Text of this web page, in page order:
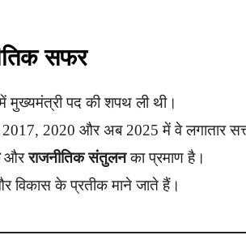
सफर
मुख्यमंत्री पद की शपथ ली थी।
2020 और अब 2025 में वे लगातार
औरराजनीतिक संतुलनका प्रमाण है।
विकास के प्रतीक माने जाते हैं।